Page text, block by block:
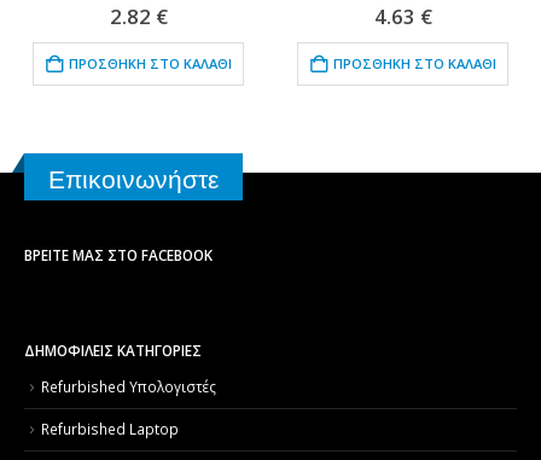
out of 5
2.82 €
ΠΡΟΣΘΉΚΗ ΣΤΟ ΚΑΛΆΘΙ
out of 5
4.63 €
ΠΡΟΣΘΉΚΗ ΣΤΟ ΚΑΛΆΘΙ
Επικοινωνήστε
ΒΡΕΊΤΕ ΜΑΣ ΣΤΟ FACEBOOK
ΔΗΜΟΦΙΛΕΙΣ ΚΑΤΗΓΟΡΙΕΣ
Refurbished Υπολογιστές
Refurbished Laptop